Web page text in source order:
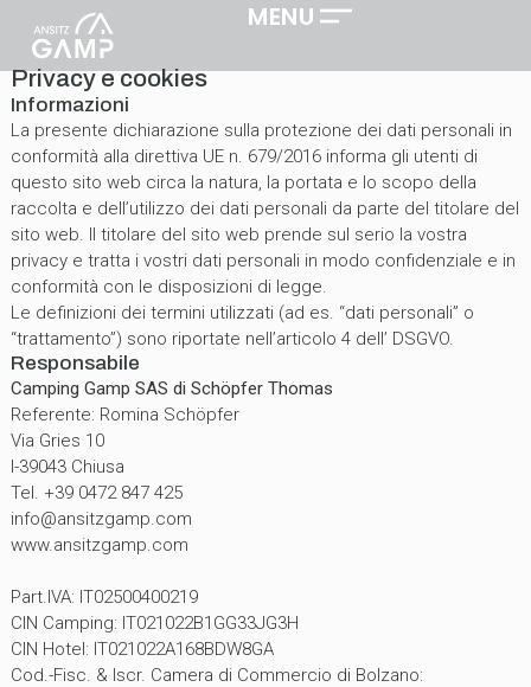
MENU
Privacy e cookies
Informazioni
La presente dichiarazione sulla protezione dei dati personali in
conformità alla direttiva UE n. 679/2016 informa gli utenti di
questo sito web circa la natura, la portata e lo scopo della
raccolta e dell’utilizzo dei dati personali da parte del titolare del
sito web. Il titolare del sito web prende sul serio la vostra
privacy e tratta i vostri dati personali in modo confidenziale e in
conformità con le disposizioni di legge.
Le definizioni dei termini utilizzati (ad es. “dati personali” o
“trattamento”) sono riportate nell’articolo 4 dell’ DSGVO.
Responsabile
Camping Gamp SAS di Schöpfer Thomas
Referente: Romina Schöpfer
Via Gries 10
I-39043 Chiusa
Tel. +39 0472 847 425
info@ansitzgamp.com
www.ansitzgamp.com
Part.IVA: IT02500400219
CIN Camping: IT021022B1GG33JG3H
CIN Hotel: IT021022A168BDW8GA
Cod.-Fisc. & Iscr. Camera di Commercio di Bolzano: